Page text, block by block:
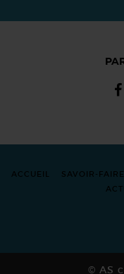
ACCUEIL SAVOIR-FAIRE
© AS